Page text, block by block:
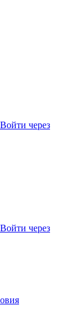
Войти через
Войти через